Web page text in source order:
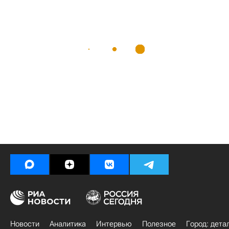
Новости Аналитика Интервью Полезное
Город: